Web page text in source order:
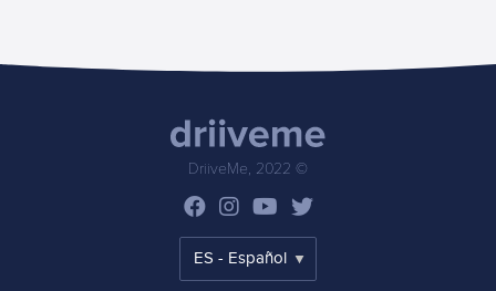
DriiveMe, 2022 ©